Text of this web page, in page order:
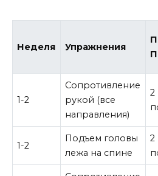
Неделя Упражнения
1-2
Сопротивление
рукой (все
направления)
2
1-2
Подъем головы
лежа на спине
2